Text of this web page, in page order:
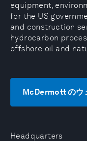
Headquarters
equipment,
for the US
and construction
hydrocarbon
offshore oil and
McDermott のウ